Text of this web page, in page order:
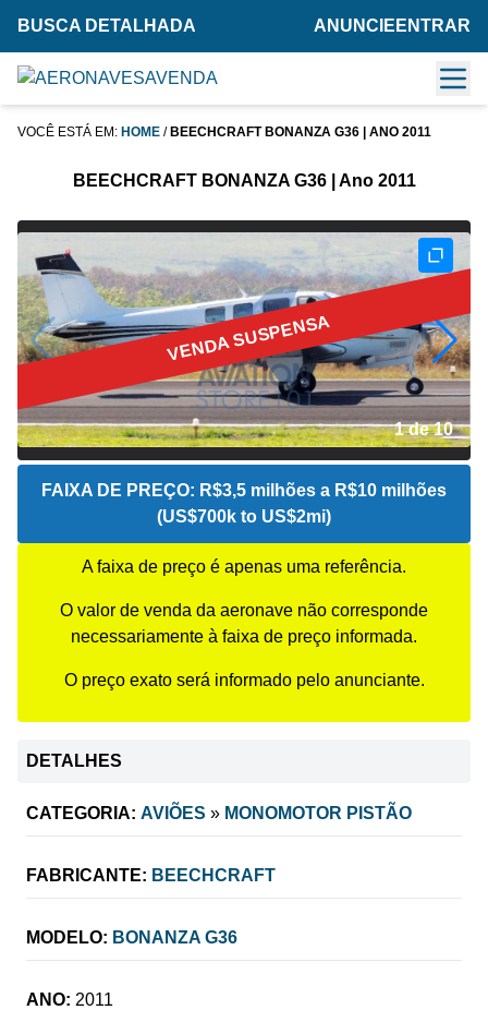
BUSCA DETALHADA ANUNCIE ENTRAR
VOCÊ ESTÁ EM: HOME / BEECHCRAFT BONANZA G36 | ANO 2011
BEECHCRAFT BONANZA G36 | Ano 2011
VENDA SUSPENSA
2 de 10
FAIXA DE PREÇO: R$3,5 milhões a R$10 milhões
(US$700k to US$2mi)
A faixa de preço é apenas uma referência.
O valor de venda da aeronave não corresponde
necessariamente à faixa de preço informada.
O preço exato será informado pelo anunciante.
DETALHES
CATEGORIA: AVIÕES » MONOMOTOR PISTÃO
FABRICANTE: BEECHCRAFT
MODELO: BONANZA G36
ANO: 2011